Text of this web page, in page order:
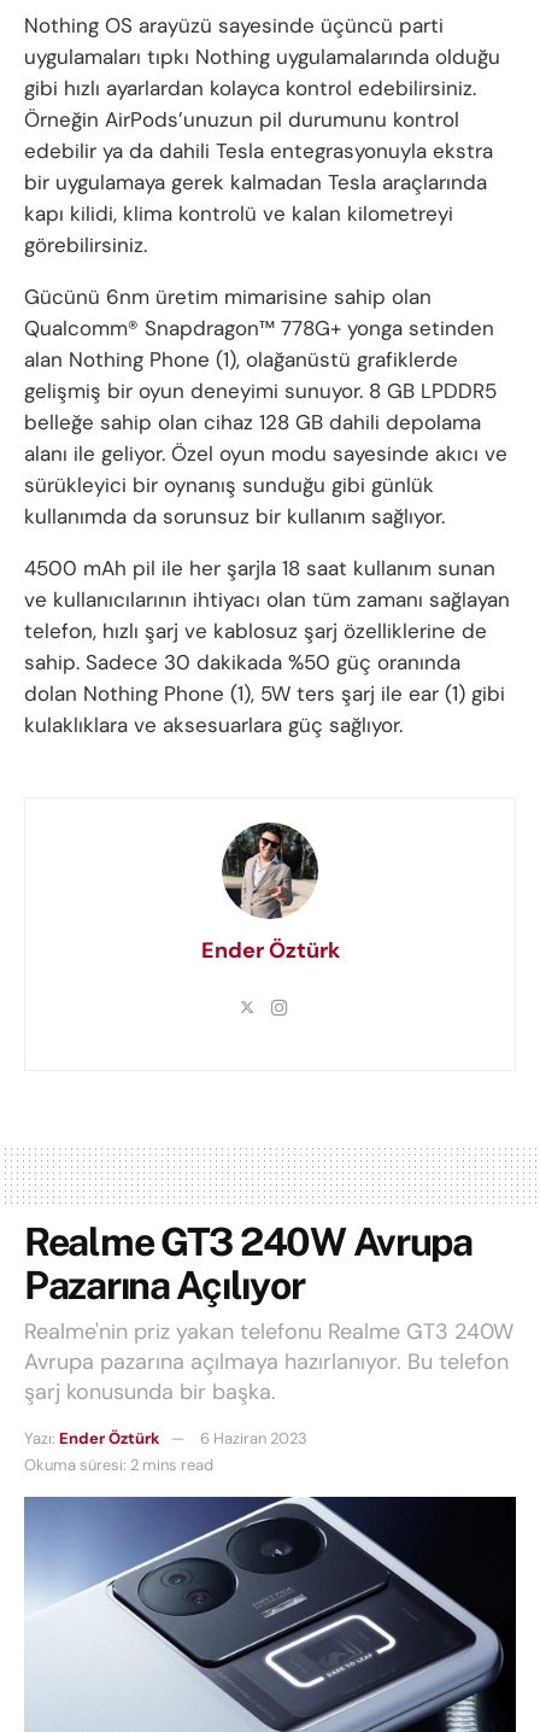
Nothing OS arayüzü sayesinde üçüncü parti
uygulamaları tıpkı Nothing uygulamalarında olduğu
gibi hızlı ayarlardan kolayca kontrol edebilirsiniz.
Örneğin AirPods’unuzun pil durumunu kontrol
edebilir ya da dahili Tesla entegrasyonuyla ekstra
bir uygulamaya gerek kalmadan Tesla araçlarında
kapı kilidi, klima kontrolü ve kalan kilometreyi
görebilirsiniz.
Gücünü 6nm üretim mimarisine sahip olan
Qualcomm® Snapdragon™ 778G+ yonga setinden
alan Nothing Phone (1), olağanüstü grafiklerde
gelişmiş bir oyun deneyimi sunuyor. 8 GB LPDDR5
belleğe sahip olan cihaz 128 GB dahili depolama
alanı ile geliyor. Özel oyun modu sayesinde akıcı ve
sürükleyici bir oynanış sunduğu gibi günlük
kullanımda da sorunsuz bir kullanım sağlıyor.
4500 mAh pil ile her şarjla 18 saat kullanım sunan
ve kullanıcılarının ihtiyacı olan tüm zamanı sağlayan
telefon, hızlı şarj ve kablosuz şarj özelliklerine de
sahip. Sadece 30 dakikada %50 güç oranında
dolan Nothing Phone (1), 5W ters şarj ile ear (1) gibi
kulaklıklara ve aksesuarlara güç sağlıyor.
Ender Öztürk
Realme GT3 240W Avrupa
Pazarına Açılıyor
Realme'nin priz yakan telefonu Realme GT3 240W
Avrupa pazarına açılmaya hazırlanıyor. Bu telefon
şarj konusunda bir başka.
Yazı: Ender Öztürk
6 Haziran 2023
Okuma süresi: 2 mins read